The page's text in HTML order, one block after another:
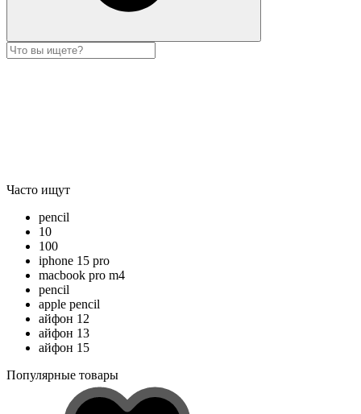
Часто ищут
pencil
10
100
iphone 15 pro
macbook pro m4
pencil
apple pencil
айфон 12
айфон 13
айфон 15
Популярные товары